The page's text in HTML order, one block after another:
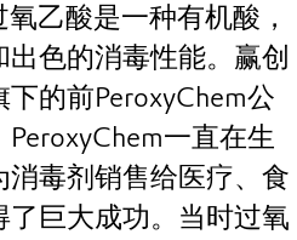
氧乙酸是一种有机酸，
色的消毒性能。赢创
的前PeroxyChem公
一直在生
消毒剂销售给医疗、食
巨大成功。当时过氧